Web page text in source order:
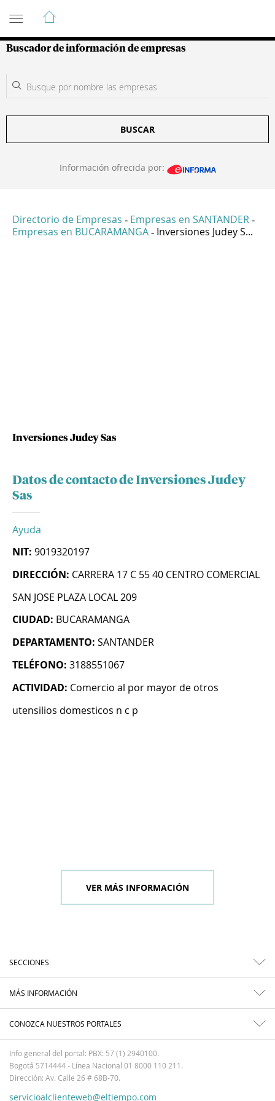
Guía de Empresas Colombianas
Buscador de información de empresas
BUSCAR
Información ofrecida por:
Directorio de Empresas - Empresas en SANTANDER -
Empresas en BUCARAMANGA - Inversiones Judey S...
Inversiones Judey Sas
Datos de contacto de Inversiones Judey
Sas
Ayuda
NIT: 9019320197
DIRECCIÓN: CARRERA 17 C 55 40 CENTRO COMERCIAL
SAN JOSE PLAZA LOCAL 209
CIUDAD: BUCARAMANGA
DEPARTAMENTO: SANTANDER
TELÉFONO: 3188551067
ACTIVIDAD: Comercio al por mayor de otros
utensilios domesticos n c p
VER MÁS INFORMACIÓN
SECCIONES
MÁS INFORMACIÓN
CONOZCA NUESTROS PORTALES
Info general del portal: PBX: 57 (1) 2940100.
Bogotá 5714444 - Línea Nacional 01 8000 110 211.
Dirección: Av. Calle 26 # 68B-70.
servicioalclienteweb@eltiempo.com